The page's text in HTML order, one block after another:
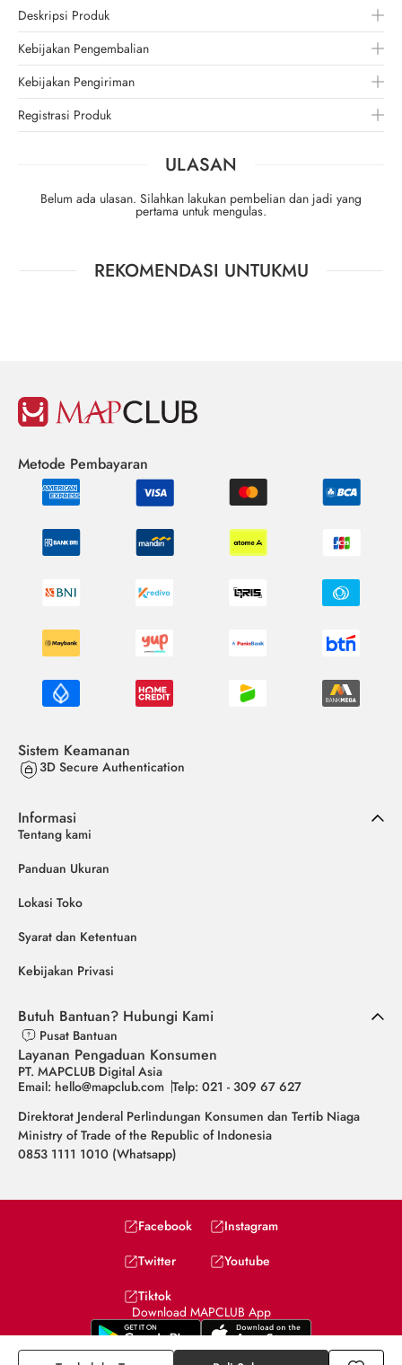
Deskripsi Produk
Kebijakan Pengembalian
Kebijakan Pengiriman
Registrasi Produk
ULASAN
Belum ada ulasan. Silahkan lakukan pembelian dan jadi yang
pertama untuk mengulas.
REKOMENDASI UNTUKMU
Metode Pembayaran
Sistem Keamanan
3D Secure Authentication
Informasi
Tentang kami
Panduan Ukuran
Lokasi Toko
Syarat dan Ketentuan
Kebijakan Privasi
Butuh Bantuan? Hubungi Kami
Pusat Bantuan
Layanan Pengaduan Konsumen
PT. MAPCLUB Digital Asia
Email: hello@mapclub.com Telp: 021 - 309 67 627
Direktorat Jenderal Perlindungan Konsumen dan Tertib Niaga
Ministry of Trade of the Republic of Indonesia
0853 1111 1010 (Whatsapp)
Facebook
Instagram
Twitter
Youtube
Tiktok
Download MAPCLUB App